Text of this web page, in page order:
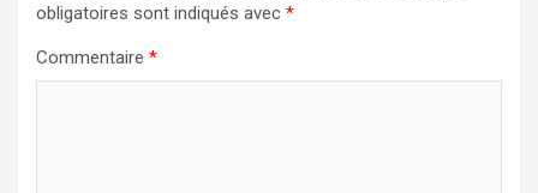
obligatoires sont indiqués avec *
Commentaire *